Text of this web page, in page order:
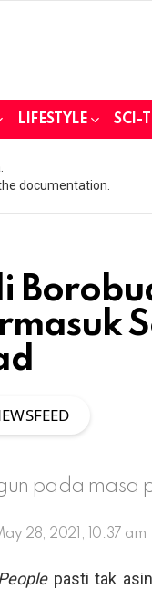
LIFESTYLE SCI-
documentation.
pada masa
28, 2021, 10:37 am
pasti tak